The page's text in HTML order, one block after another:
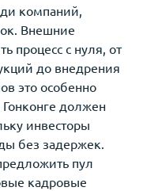
компаний,
Внешние
процесс с нуля, от
до внедрения
это особенно
Гонконге должен
инвесторы
без задержек.
пул
кадровые